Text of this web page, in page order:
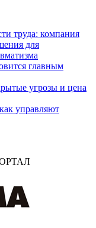
труда: компания
для
главным
угрозы и цена
управляют